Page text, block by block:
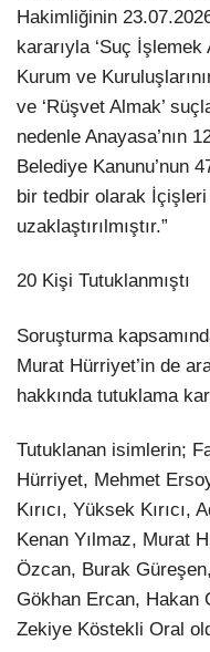
Hakimliğinin
kararıyla ‘Suç İşlemek
Kurum ve
ve ‘Rüşvet Almak’
nedenle Anayasa’nın
Belediye Kanunu’nun
bir tedbir olarak İçişleri
uzaklaştırılmıştır.”
20 Kişi Tutuklanmıştı
Soruşturma
Murat Hürriyet’in de
hakkında tutuklama
Tutuklanan isimlerin;
Hürriyet, Mehmet
Kırıcı, Yüksek
Kenan Yılmaz, Murat
Özcan, Burak
Gökhan Ercan, Hakan
Zekiye Köstekli Oral